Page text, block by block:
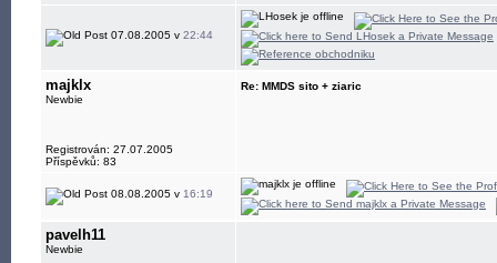
07.08.2005 v 22:44
majklx
Newbie
Registrován: 27.07.2005
Příspěvků: 83
Re: MMDS sito + ziaric
08.08.2005 v 16:19
pavelh11
Newbie